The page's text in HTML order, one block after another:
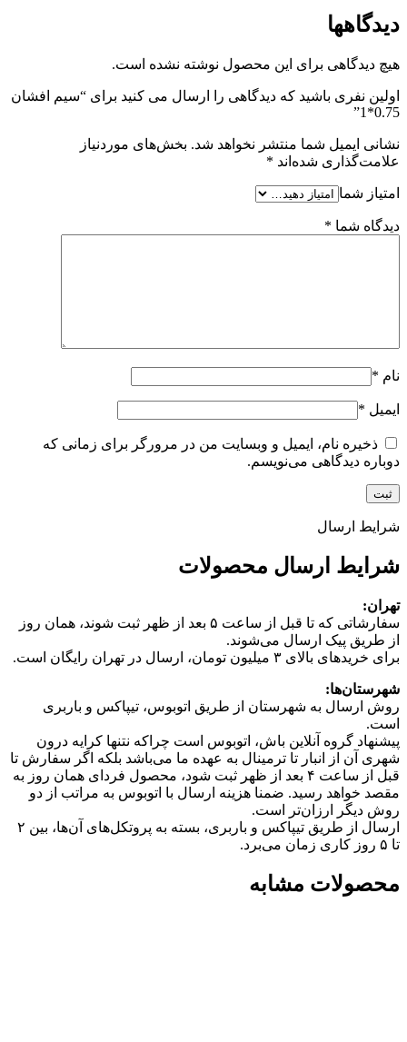
دیدگاهها
هیچ دیدگاهی برای این محصول نوشته نشده است.
اولین نفری باشید که دیدگاهی را ارسال می کنید برای “سیم افشان
0.75*1”
نشانی ایمیل شما منتشر نخواهد شد. بخش‌های موردنیاز
علامت‌گذاری شده‌اند *
امتیاز شما
دیدگاه شما *
نام *
ایمیل *
ذخیره نام، ایمیل و وبسایت من در مرورگر برای زمانی که
دوباره دیدگاهی می‌نویسم.
شرایط ارسال
شرایط ارسال محصولات
تهران:
سفارشاتی که تا قبل از ساعت ۵ بعد از ظهر ثبت شوند، همان روز
از طریق پیک ارسال می‌شوند.
برای خریدهای بالای ۳ میلیون تومان، ارسال در تهران رایگان است.
شهرستان‌ها:
روش ارسال به شهرستان از طریق اتوبوس، تیپاکس و باربری
است.
پیشنهاد گروه آنلاین باش، اتوبوس است چرا‌که نتنها کرایه درون
شهری آن از انبار تا ترمینال به عهده ما می‌باشد بلکه اگر سفارش تا
قبل از ساعت ۴ بعد از ظهر ثبت شود، محصول فردای همان روز به
مقصد خواهد رسید. ضمنا هزینه ارسال با اتوبوس به مراتب از دو
روش دیگر ارزان‌تر است.
ارسال از طریق تیپاکس و باربری، بسته به پروتکل‌های آن‌ها، بین ۲
تا ۵ روز کاری زمان می‌برد.
محصولات مشابه